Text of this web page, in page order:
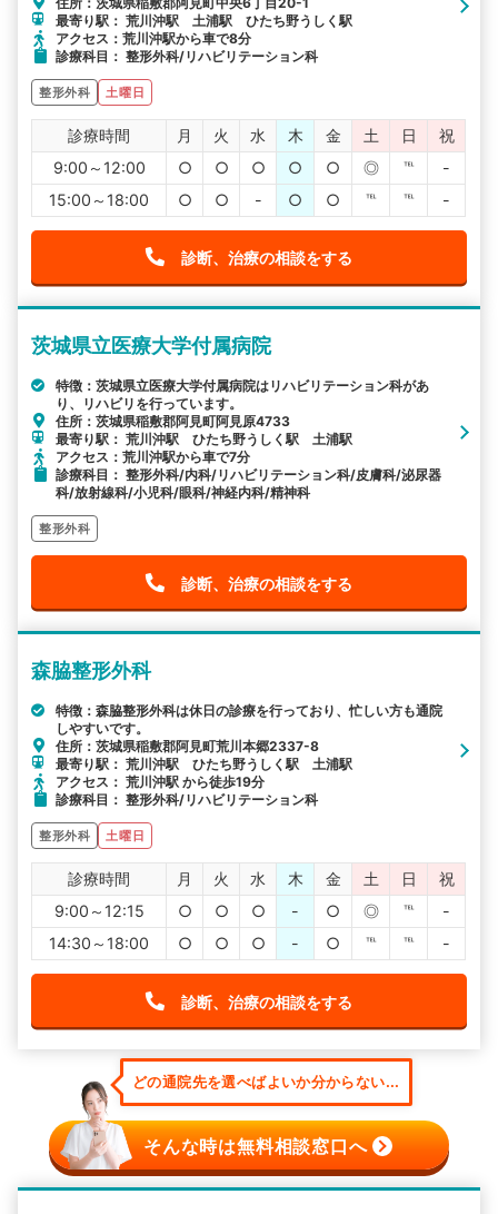
最寄り駅： 荒川沖駅 土浦駅 ひたち野うしく駅
アクセス：荒川沖駅から車で8分
診療科目： 整形外科/リハビリテーション科
整形外科 土曜日
診療時間 月 火 水 木 金 土 日
祝
9:00～12:00
○ ○ ○ ○ ○ ◎ ℡
-
15:00～18:00
○ ○ - ○ ○ ℡ ℡ -
診断、治療の相談をする
茨城県立医療大学付属病院
特徴：茨城県立医療大学付属病院はリハビリテーション科があ
り、リハビリを行っています。
住所：茨城県稲敷郡阿見町阿見原4733
最寄り駅： 荒川沖駅 ひたち野うしく駅 土浦駅
アクセス：荒川沖駅から車で7分
診療科目： 整形外科/内科/リハビリテーション科/皮膚科/泌尿器
科/放射線科/小児科/眼科/神経内科/精神科
整形外科
診断、治療の相談をする
森脇整形外科
特徴：森脇整形外科は休日の診療を行っており、忙しい方も通院
しやすいです。
住所：茨城県稲敷郡阿見町荒川本郷2337-8
最寄り駅： 荒川沖駅 ひたち野うしく駅 土浦駅
アクセス： 荒川沖駅 から徒歩19分
診療科目： 整形外科/リハビリテーション科
整形外科 土曜日
診療時間 月 火 水 木 金 土 日
祝
9:00～12:15
○ ○ ○ - ○ ◎ ℡
-
14:30～18:00
○ ○ ○ - ○ ℡ ℡ -
診断、治療の相談をする
どの通院先を選べばよいか分からない...
そんな時は無料相談窓口へ